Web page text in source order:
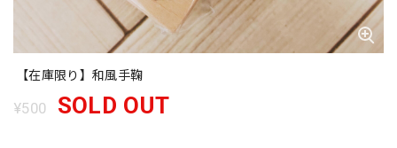
【在庫限り】和風手鞠
¥500 SOLD OUT